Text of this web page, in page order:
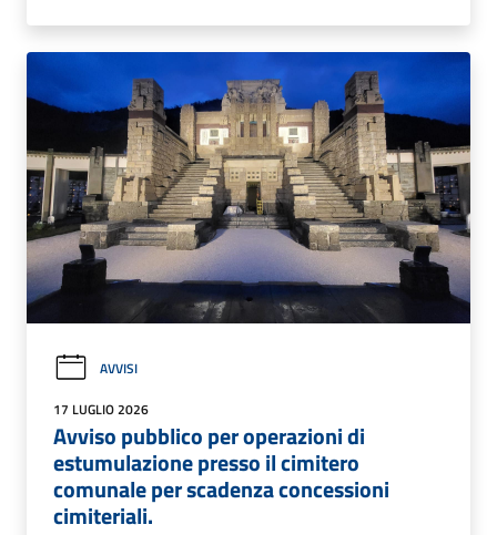
AVVISI
17 LUGLIO 2026
Avviso pubblico per operazioni di
estumulazione presso il cimitero
comunale per scadenza concessioni
cimiteriali.